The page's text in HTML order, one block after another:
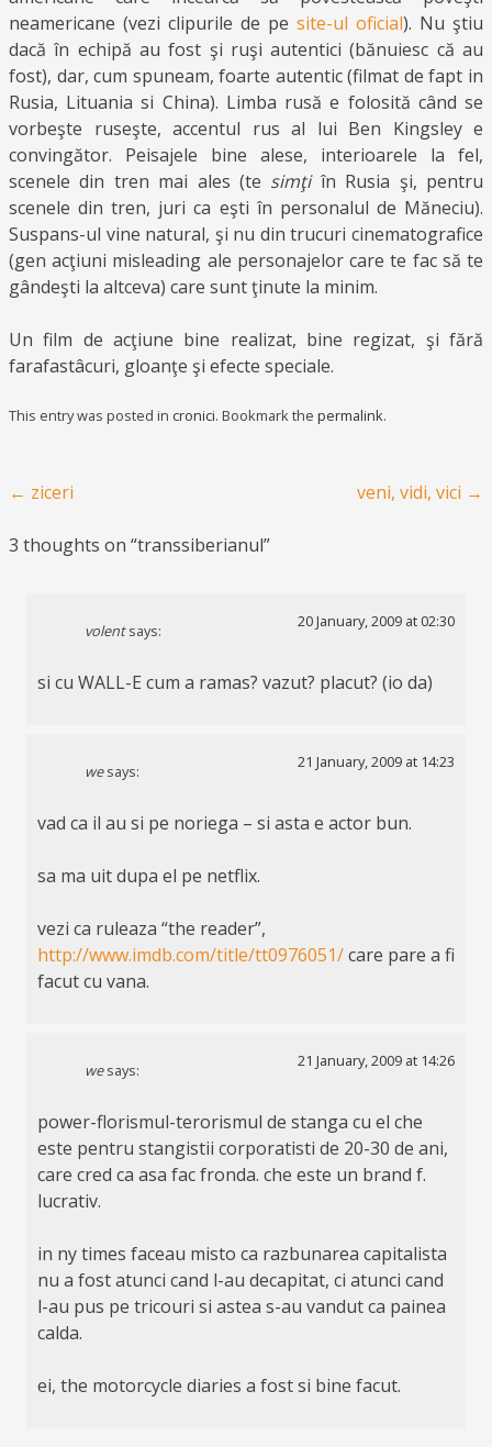
neamericane (vezi clipurile de pe site-ul oficial). Nu ştiu
dacă în echipă au fost şi ruşi autentici (bănuiesc că au
fost), dar, cum spuneam, foarte autentic (filmat de fapt in
Rusia, Lituania si China). Limba rusă e folosită când se
vorbeşte ruseşte, accentul rus al lui Ben Kingsley e
convingător. Peisajele bine alese, interioarele la fel,
scenele din tren mai ales (te simţiîn Rusia şi, pentru
scenele din tren, juri ca eşti în personalul de Măneciu).
Suspans-ul vine natural, şi nu din trucuri cinematografice
(gen acţiuni misleading ale personajelor care te fac să te
gândeşti la altceva) care sunt ţinute la minim.
Un film de acţiune bine realizat, bine regizat, şi fără
farafastâcuri, gloanţe şi efecte speciale.
This entry was posted in cronici. Bookmark the permalink.
Post navigation
← ziceri veni, vidi, vici →
3 thoughts on “transsiberianul”
volent says:
20 January, 2009 at 02:30
si cu WALL-E cum a ramas? vazut? placut? (io da)
we says:
21 January, 2009 at 14:23
vad ca il au si pe noriega – si asta e actor bun.
sa ma uit dupa el pe netflix.
vezi ca ruleaza “the reader”,
http://www.imdb.com/title/tt0976051/care pare a fi
facut cu vana.
we says:
21 January, 2009 at 14:26
power-florismul-terorismul de stanga cu el che
este pentru stangistii corporatisti de 20-30 de ani,
care cred ca asa fac fronda. che este un brand f.
lucrativ.
in ny times faceau misto ca razbunarea capitalista
nu a fost atunci cand l-au decapitat, ci atunci cand
l-au pus pe tricouri si astea s-au vandut ca painea
calda.
ei, the motorcycle diaries a fost si bine facut.